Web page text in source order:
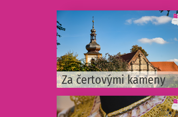
Za čertovými kameny